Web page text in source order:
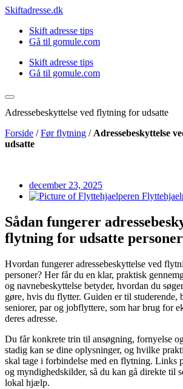
Videre
indhold
Skiftadresse.dk
Skift adresse tips
Gå til gomule.com
Skift adresse tips
Gå til gomule.com
Adressebeskyttelse ved flytning for udsatte
Forside /Før flytning / Adressebeskyttelse
udsatte
december 23, 2025
Sådan fungerer
flytning for udsatte personer
Hvordan fungerer adressebeskyttelse ved
personer? Her får du en klar, praktisk
og navnebeskyttelse betyder, hvordan du
gøre, hvis du flytter. Guiden er til studerende,
seniorer, par og jobflyttere, som har brug for
deres adresse.
Du får konkrete trin til ansøgning, fornyelse
stadig kan se dine oplysninger, og hvilke
skal tage i forbindelse med en flytning. Links
og myndighedskilder, så du kan gå direkte til
lokal hjælp.